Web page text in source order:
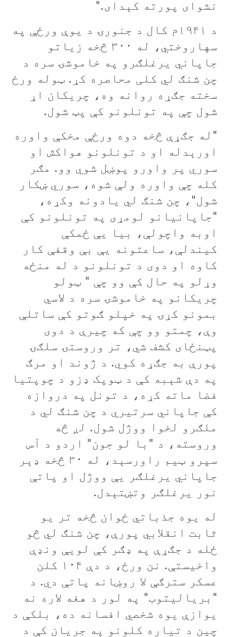
نشوای پورته کېدای."
د ۱۹۴۱م کال د جنورۍ د یوې ورځې په
سهاروختي، له ۳۰۰ څخه زیاتو
جاپاني يرغلګرو په خاموشۍ سره د
چن شنګ لي کلی محاصره کړ. ټوله ورځ
سخته جګړه روانه وه، چریکان اړ
شول چې په تونلونو کې پټ شول.
"له جګړې څخه دوه ورځې مخکې واوره
اورېدله او د تونلونو هواکش او
سوري پر واورو پوښل شوي وو. مګر
کله چې واوره ولې شوه، سوري ښکار
شول"، چن شنګ لي یادونه وکړه،
"جاپانيانو لومړی په تونلونو کې
اوبه واچولې، بیا یې ځمکې
کيندلې، ساعتونه يې بې وقفې کار
کاوه او دوی د تونلونو د له منځه
وړلو په حال کې وو چې " ټولو
چریکانو په خاموشۍ سره د لاسي
بمونو کړۍ په خپلو ګوتو کې ساتلې
وې، چمتو وو چې که چیرې د دوی
پټنځای کشف شي، تر وروستۍ سلګۍ
پورې به جګړه کوي. د ژوند او مرګ
په دې شېبه کې د ټوپک ډزو د چوپتیا
فضا ماته کړه، د تونل په دروازه
کې جاپاني سرتیري د چن شنګ لي د
ملګرو لخوا ووژل شول. لږ څه
وروسته، د "با لو جون" اردو د آس
سپرو ټيم راورسېد، له ۳۰ څخه ډېر
جاپاني يرغلګر یې ووژل او پاتې
نور يرغلګر وتښتېدل.
له یوه جذباتي ځوان څخه تر یو
ثابت انقلابي پورې، چن شنګ لي څو
ځله د جګړې په ډګر کې لويې ونډې
واخيستې. نن ورځ، د دې ۱۰۴ کلن
عسکر سترګې لا روښانه پاتې دي. د
"بریالیتوب" په لور د هغه لاره نه
یوازې یوه شخصي افسانه ده، بلکې د
چین د تیاره کلونو په جریان کې د